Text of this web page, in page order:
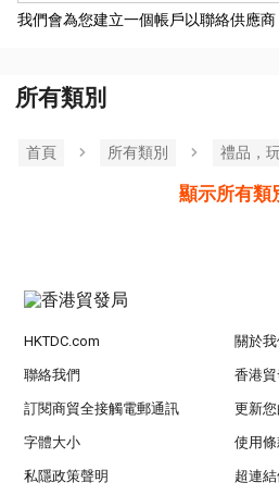
我們會為您建立一個帳戶以聯絡供應商
所有類別
首頁 所有類別 禮品，
顯示所有類
HKTDC.com 關於我
聯絡我們 香港
訂閱商貿全接觸電郵通訊 更新
字體大小 使用條
私隱政策聲明 超連